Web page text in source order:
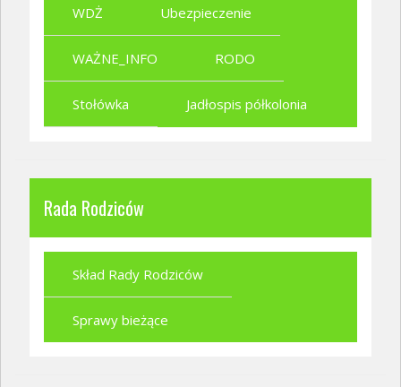
WDŻ Ubezpieczenie
WAŻNE_INFO RODO
Stołówka Jadłospis półkolonia
Rada Rodziców
Skład Rady Rodziców
Sprawy bieżące